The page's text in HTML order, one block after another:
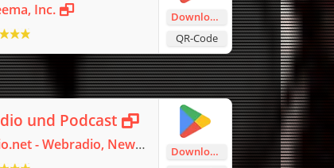
Download
QR-Code
Inc.
Download
und Podcast
- Webradio, News & Podcasts